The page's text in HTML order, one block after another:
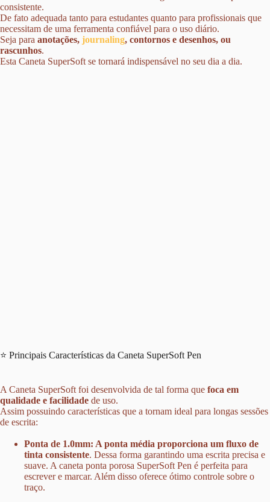
consistente.
De fato adequada tanto para estudantes quanto para profissionais que
necessitam de uma ferramenta confiável para o uso diário.
Seja para anotações, journaling, contornos e desenhos, ou
rascunhos.
Esta Caneta SuperSoft se tornará indispensável no seu dia a dia.
⭐ Principais Características da Caneta SuperSoft Pen
A Caneta SuperSoft foi desenvolvida de tal forma que foca em
qualidade e facilidade de uso.
Assim possuindo características que a tornam ideal para longas sessões
de escrita:
Ponta de 1.0mm: A ponta média proporciona um fluxo de
tinta consistente. Dessa forma garantindo uma escrita precisa e
suave. A caneta ponta porosa SuperSoft Pen é perfeita para
escrever e marcar. Além disso oferece ótimo controle sobre o
traço.